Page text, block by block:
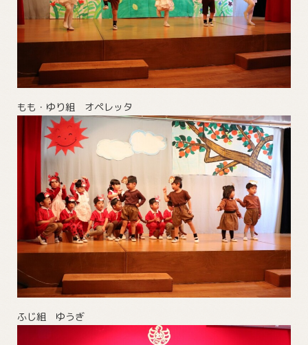
もも・ゆり組 オペレッタ
ふじ組 ゆうぎ